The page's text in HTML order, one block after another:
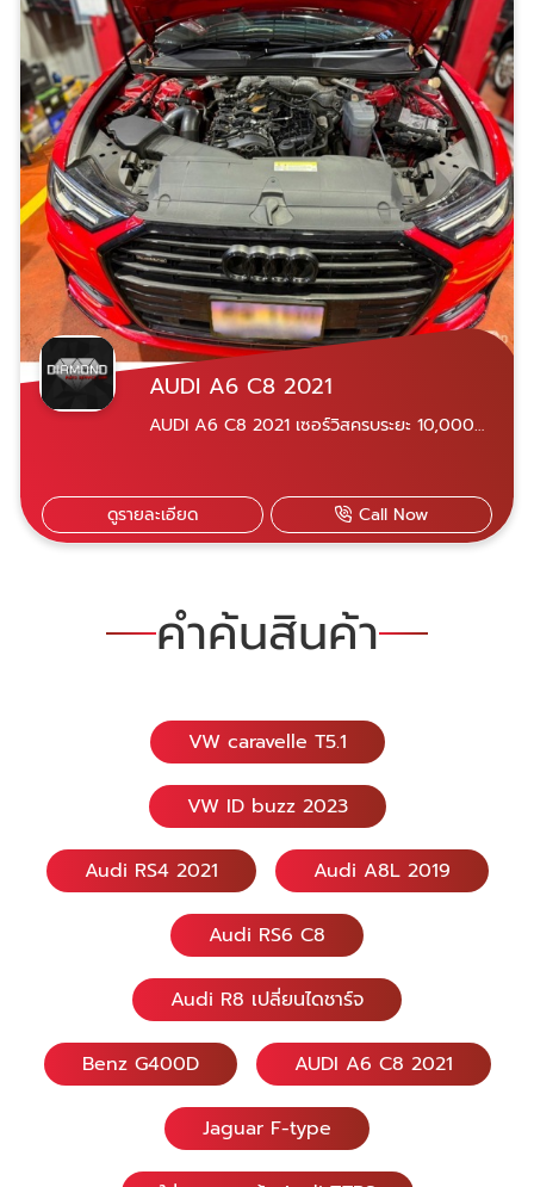
AUDI A6 C8 2021
AUDI A6 C8 2021 เซอร์วิสครบระยะ 10,000
60,000 km ทำการเปลี่ยนน้ำมันเครื่อง น้ำมัน
เกียร์ สายพาน หัวเทียน น้ำมันเบรค เข้ารับบริการ
ได้สองสาขา ใกล้ที่ไหนไปที่นั่น เปิดบริการจันทร์-
กรุงเทพฯ 10310 Diamond Auto Service
Car สาขาพระราม 9 สาขานวมินทร์ เลขที่
Auto Service Car สาขานวมินทร์ 081-928-
0944 คุณชัชชัย ​081-618-5525 คุณอมฤทธิ์
เบอร์โทรทั้ง 3 ได้เลย
ดูรายละเอียด Call Now
คำค้นสินค้า
VW caravelle T5.1
VW ID buzz 2023
Audi RS4 2021 Audi A8L 2019
Audi RS6 C8
Audi R8 เปลี่ยนไดชาร์จ
Benz G400D AUDI A6 C8 2021
Jaguar F-type